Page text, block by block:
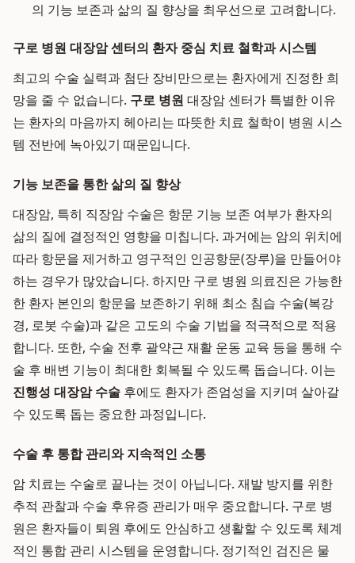
의 기능 보존과 삶의 질 향상을 최우선으로 고려합니다.
구로 병원 대장암 센터의 환자 중심 치료 철학과 시스템
최고의 수술 실력과 첨단 장비만으로는 환자에게 진정한 희
망을 줄 수 없습니다. 구로 병원 대장암 센터가 특별한 이유
는 환자의 마음까지 헤아리는 따뜻한 치료 철학이 병원 시스
템 전반에 녹아있기 때문입니다.
기능 보존을 통한 삶의 질 향상
대장암, 특히 직장암 수술은 항문 기능 보존 여부가 환자의
삶의 질에 결정적인 영향을 미칩니다. 과거에는 암의 위치에
따라 항문을 제거하고 영구적인 인공항문(장루)을 만들어야
하는 경우가 많았습니다. 하지만 구로 병원 의료진은 가능한
한 환자 본인의 항문을 보존하기 위해 최소 침습 수술(복강
경, 로봇 수술)과 같은 고도의 수술 기법을 적극적으로 적용
합니다. 또한, 수술 전후 괄약근 재활 운동 교육 등을 통해 수
술 후 배변 기능이 최대한 회복될 수 있도록 돕습니다. 이는
진행성 대장암 수술 후에도 환자가 존엄성을 지키며 살아갈
수 있도록 돕는 중요한 과정입니다.
수술 후 통합 관리와 지속적인 소통
암 치료는 수술로 끝나는 것이 아닙니다. 재발 방지를 위한
추적 관찰과 수술 후유증 관리가 매우 중요합니다. 구로 병
원은 환자들이 퇴원 후에도 안심하고 생활할 수 있도록 체계
적인 통합 관리 시스템을 운영합니다. 정기적인 검진은 물